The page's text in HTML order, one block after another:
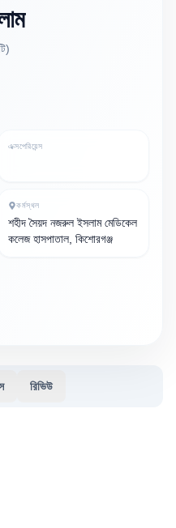
এক্সপেরিয়েন্স
কর্মস্থল
শহীদ সৈয়দ নজরুল ইসলাম মেডিকেল
কলেজ হাসপাতাল, কিশোরগঞ্জ
রিভিউ